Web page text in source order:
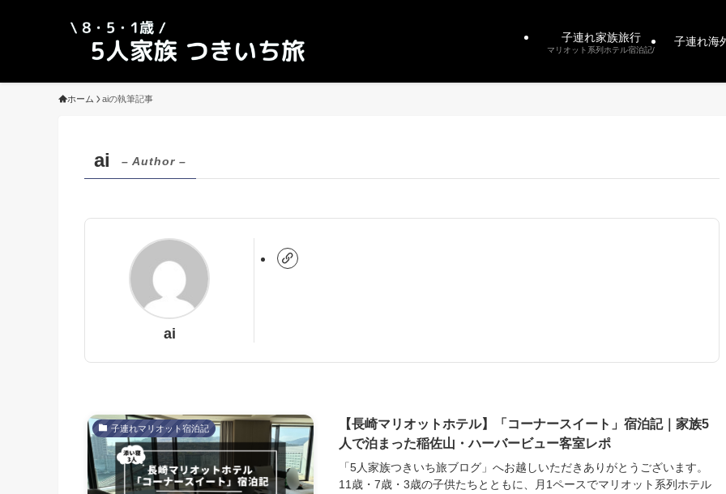
子連れ家族旅行
マリオット系列ホテル宿泊記/
子連れ海
ホーム aiの執筆記事
ai – Author –
ai
子連れマリオット宿泊記
【長崎マリオットホテル】「コーナースイート」宿泊記｜家族5
人で泊まった稲佐山・ハーバービュー客室レポ
「5人家族つきいち旅ブログ」へお越しいただきありがとうございます。
11歳・7歳・3歳の子供たちとともに、月1ペースでマリオット系列ホテル